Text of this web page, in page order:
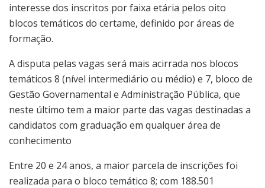
interesse dos inscritos por faixa etária pelos oito
blocos temáticos do certame, definido por áreas de
formação.
A disputa pelas vagas será mais acirrada nos blocos
temáticos 8 (nível intermediário ou médio) e 7, bloco de
Gestão Governamental e Administração Pública, que
neste último tem a maior parte das vagas destinadas a
candidatos com graduação em qualquer área de
conhecimento
Entre 20 e 24 anos, a maior parcela de inscrições foi
realizada para o bloco temático 8; com 188.501